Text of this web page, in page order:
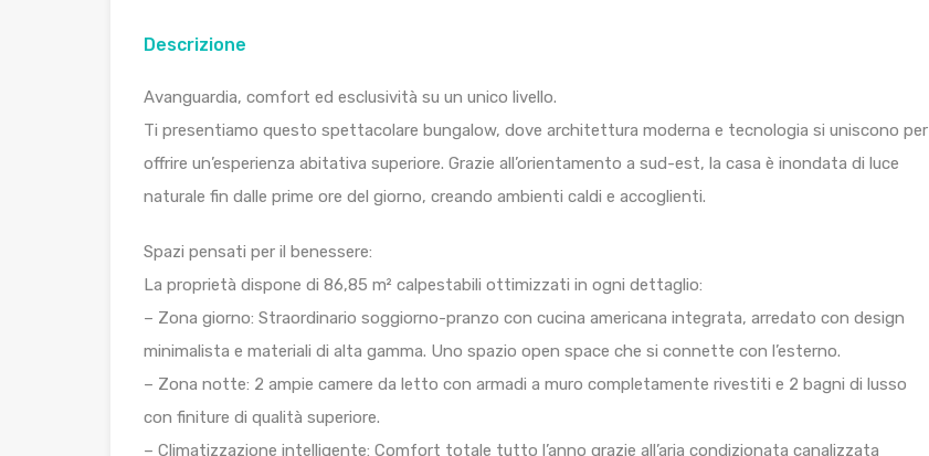
Descrizione
Avanguardia, comfort ed esclusività su un unico livello.
Ti presentiamo questo spettacolare bungalow, dove architettura moderna e tecnologia si uniscono per
offrire un’esperienza abitativa superiore. Grazie all’orientamento a sud-est, la casa è inondata di luce
naturale fin dalle prime ore del giorno, creando ambienti caldi e accoglienti.
Spazi pensati per il benessere:
La proprietà dispone di 86,85 m² calpestabili ottimizzati in ogni dettaglio:
– Zona giorno: Straordinario soggiorno-pranzo con cucina americana integrata, arredato con design
minimalista e materiali di alta gamma. Uno spazio open space che si connette con l’esterno.
– Zona notte: 2 ampie camere da letto con armadi a muro completamente rivestiti e 2 bagni di lusso
con finiture di qualità superiore.
– Climatizzazione intelligente: Comfort totale tutto l’anno grazie all’aria condizionata canalizzata